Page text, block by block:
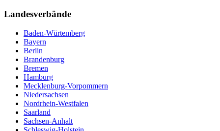
Landesverbände
Baden-Würtemberg
Bayern
Berlin
Brandenburg
Bremen
Hamburg
Mecklenburg-Vorpommern
Niedersachsen
Nordrhein-Westfalen
Saarland
Sachsen-Anhalt